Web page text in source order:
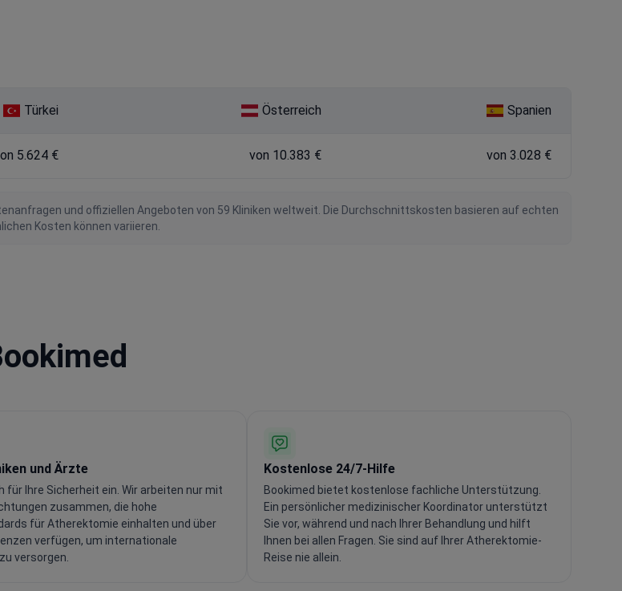
Türkei Österreich Spanien
5.624 € von 10.383 € von 3.028 €
und offiziellen Angeboten von 59 Kliniken weltweit. Die Durchschnittskosten basieren auf echten
Kosten können variieren.
und Ärzte
für Ihre Sicherheit ein. Wir arbeiten nur mit
zusammen, die hohe
für Atherektomie einhalten und über
verfügen, um internationale
versorgen.
Kostenlose 24/7-Hilfe
Bookimed bietet kostenlose fachliche Unterstützung.
Ein persönlicher medizinischer Koordinator unterstützt
Sie vor, während und nach Ihrer Behandlung und hilft
Ihnen bei allen Fragen. Sie sind auf Ihrer Atherektomie-
Reise nie allein.